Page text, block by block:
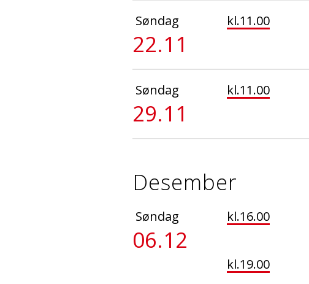
Søndag
22.11
kl.11.00
Søndag
29.11
kl.11.00
Desember
Søndag
06.12
kl.16.00
kl.19.00